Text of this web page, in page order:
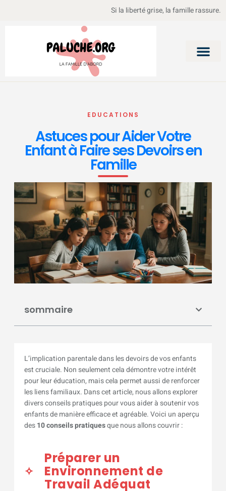
Si la liberté grise, la famille rassure.
EDUCATIONS
Astuces pour Aider Votre
Enfant à Faire ses Devoirs en
Famille
sommaire
L’implication parentale dans les devoirs de vos enfants
est cruciale. Non seulement cela démontre votre intérêt
pour leur éducation, mais cela permet aussi de renforcer
les liens familiaux. Dans cet article, nous allons explorer
divers conseils pratiques pour vous aider à soutenir vos
enfants de manière efficace et agréable. Voici un aperçu
des10 conseils pratiquesque nous allons couvrir :
Préparer un
Environnement de
Travail Adéquat